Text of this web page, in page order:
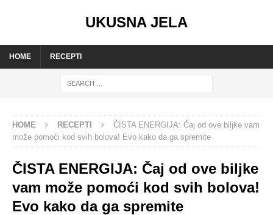
UKUSNA JELA
HOME RECEPTI
HOME RECEPTI
ČISTA ENERGIJA: Čaj od ove biljke vam
može pomoći kod svih bolova! Evo kako da ga spremite
ČISTA ENERGIJA: Čaj od ove biljke
vam može pomoći kod svih bolova!
Evo kako da ga spremite